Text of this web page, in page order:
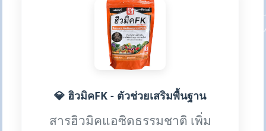
💎 ฮิวมิคFK - ตัวช่วยเสริมพื้นฐาน
สารฮิวมิคแอซิดธรรมชาติ เพิ่ม